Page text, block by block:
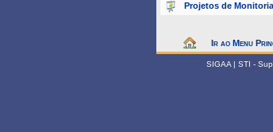
Projetos de Monitoria
Ir ao Menu
SIGAA | STI -